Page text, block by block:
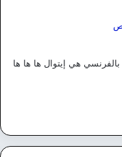
هي إيتوال ها ها ها